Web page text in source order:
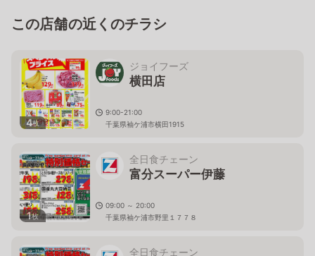
この店舗の近くのチラシ
4枚
ジョイフーズ
横田店
9:00-21:00
千葉県袖ケ浦市横田1915
1枚
全日食チェーン
富分スーパー伊藤
09:00 ～ 20:00
千葉県袖ケ浦市野里１７７８
全日食チェーン